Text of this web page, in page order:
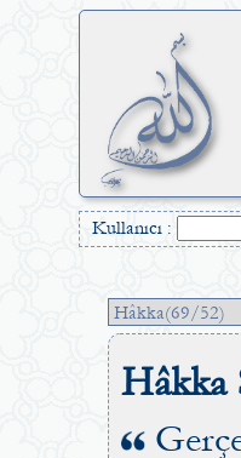
Kullanıcı :
Hâkka